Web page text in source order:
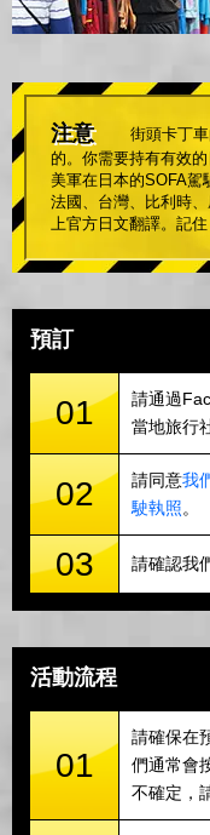
注意
街頭卡丁
的。你需要持有有效
美軍在日本的SOFA駕
法國、台灣、比利時
上官方日文翻譯。記
預訂
01
請通過
當地旅行
02 請同意我
駛執照。
03 請確認我
活動流程
01
請確保在
們通常會
不確定，